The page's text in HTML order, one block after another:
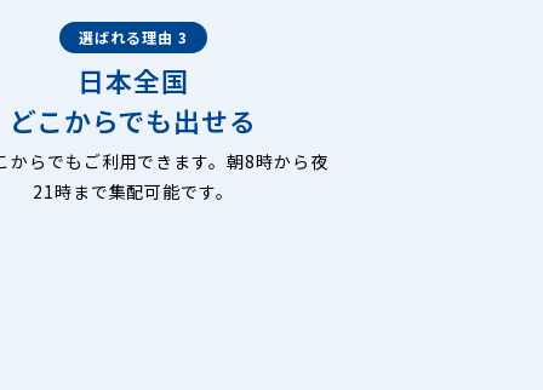
選ばれる理由 3
日本全国
どこからでも出せる
からでもご利用できます。朝8時から夜
21時まで集配可能です。